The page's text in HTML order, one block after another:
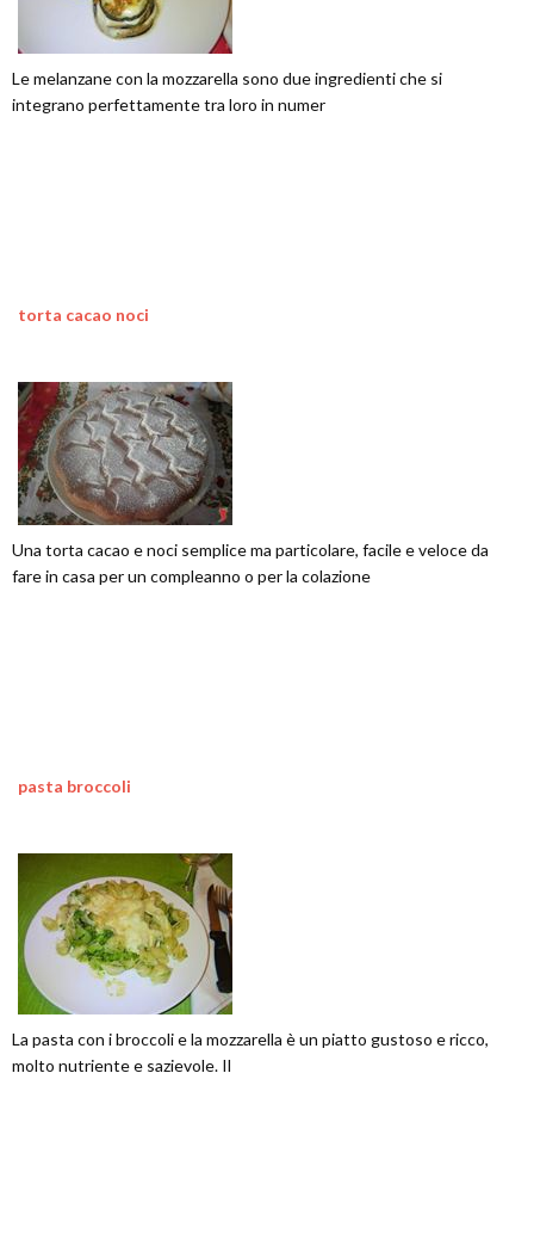
Le melanzane con la mozzarella sono due ingredienti che si
integrano perfettamente tra loro in numer
torta cacao noci
Una torta cacao e noci semplice ma particolare, facile e veloce da
fare in casa per un compleanno o per la colazione
pasta broccoli
La pasta con i broccoli e la mozzarella è un piatto gustoso e ricco,
molto nutriente e sazievole. Il